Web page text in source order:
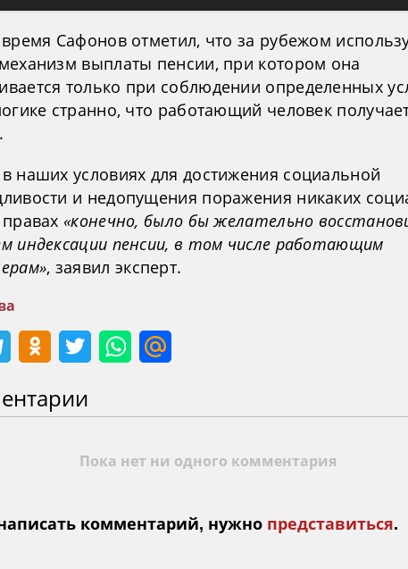
Сафонов отметил, что за рубежом
выплаты пенсии, при котором она
только при соблюдении определенных
странно, что работающий человек
наших условиях для достижения социальной
и недопущения поражения никаких
правах«конечно, было бы желательно
индексации пенсии, в том числе работающим
, заявил эксперт.
Пока нет ни одного комментария
комментарий, нужно представиться.